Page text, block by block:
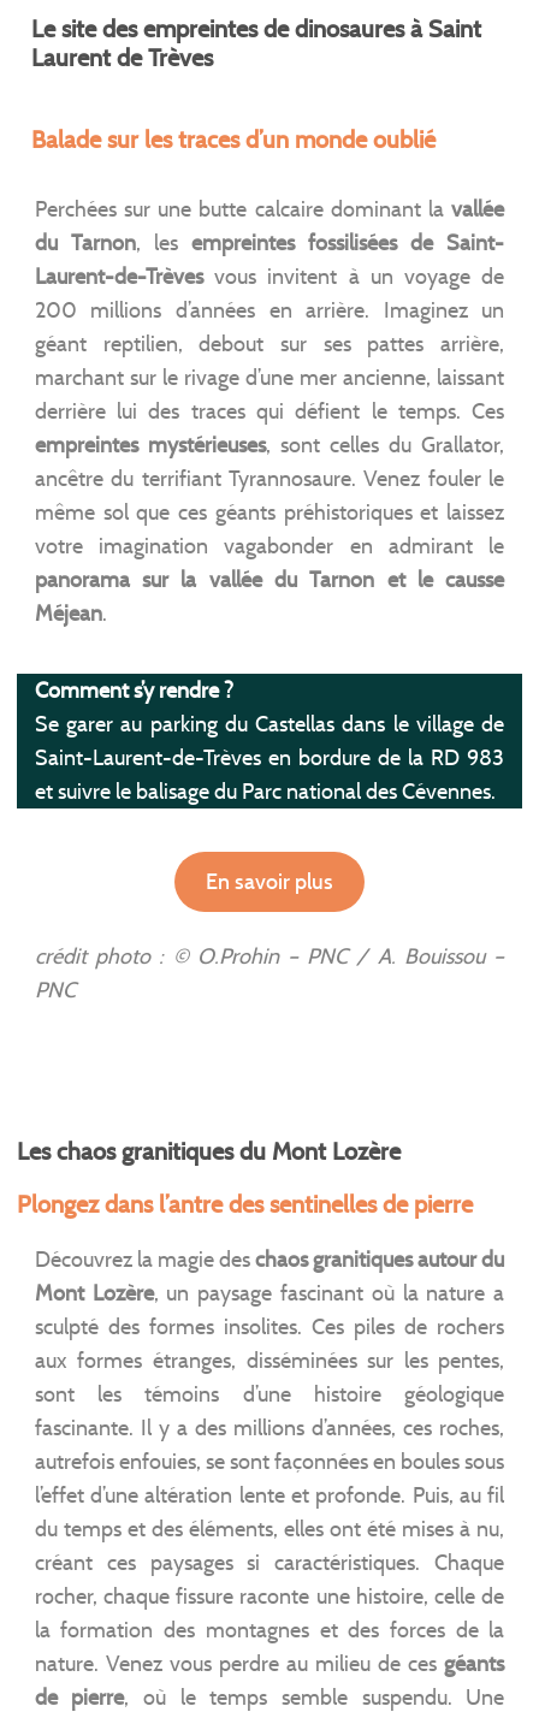
Le site des empreintes de dinosaures à Saint
Laurent de Trèves
Balade sur les traces d’un monde oublié
Perchées sur une butte calcaire dominant lavallée
du Tarnon, lesempreintes fossilisées de Saint-
Laurent-de-Trèvesvous invitent à un voyage de
200 millions d’années en arrière. Imaginez un
géant reptilien, debout sur ses pattes arrière,
marchant sur le rivage d’une mer ancienne, laissant
derrière lui des traces qui défient le temps. Ces
empreintes mystérieuses, sont celles du Grallator,
ancêtre du terrifiant Tyrannosaure. Venez fouler le
même sol que ces géants préhistoriques et laissez
votre imagination vagabonder en admirant le
panorama sur la vallée du Tarnon et le causse
Méjean.
Comment s’y rendre ?
Se garer au parking du Castellas dans le village de
Saint-Laurent-de-Trèves en bordure de la RD 983
et suivre le balisage du Parc national des Cévennes.
En savoir plus
crédit photo : © O.Prohin – PNC / A. Bouissou –
PNC
Les chaos granitiques du Mont Lozère
Plongez dans l’antre des sentinelles de pierre
Découvrez la magie deschaos granitiques autour du
Mont Lozère, un paysage fascinant où la nature a
sculpté des formes insolites. Ces piles de rochers
aux formes étranges, disséminées sur les pentes,
sont les témoins d’une histoire géologique
fascinante. Il y a des millions d’années, ces roches,
autrefois enfouies, se sont façonnées en boules sous
l’effet d’une altération lente et profonde. Puis, au fil
du temps et des éléments, elles ont été mises à nu,
créant ces paysages si caractéristiques. Chaque
rocher, chaque fissure raconte une histoire, celle de
la formation des montagnes et des forces de la
nature. Venez vous perdre au milieu de cesgéants
de pierre, où le temps semble suspendu. Une